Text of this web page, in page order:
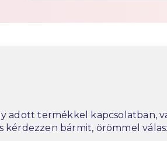
adott termékkel kapcsolatban,
kérdezzen bármit, örömmel